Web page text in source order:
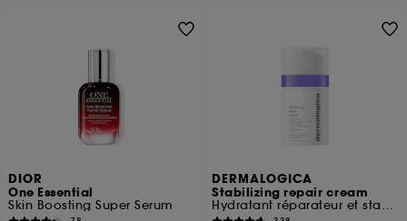
DIOR
One Essential
Skin Boosting Super Serum
DERMALOGICA
Stabilizing repair cream
Hydratant réparateur et stabilisant anti-rougeurs